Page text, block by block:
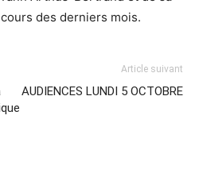
des derniers mois.
Article suivant
AUDIENCES LUNDI 5 OCTOBRE